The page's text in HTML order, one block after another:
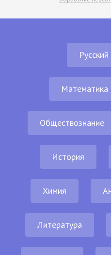
Математика
Обществознание
История
Химия
Литература